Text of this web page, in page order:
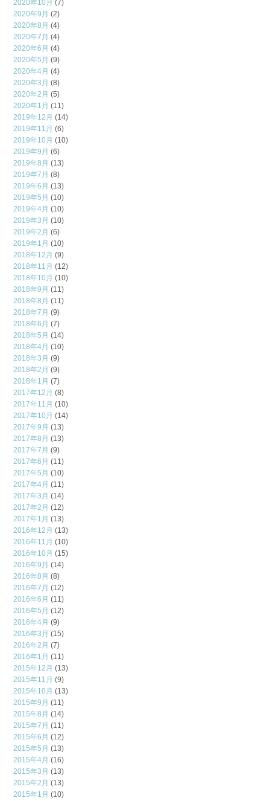
2020年10月 (7)
2020年9月 (2)
2020年8月 (4)
2020年7月 (4)
2020年6月 (4)
2020年5月 (9)
2020年4月 (4)
2020年3月 (8)
2020年2月 (5)
2020年1月 (11)
2019年12月 (14)
2019年11月 (6)
2019年10月 (10)
2019年9月 (6)
2019年8月 (13)
2019年7月 (8)
2019年6月 (13)
2019年5月 (10)
2019年4月 (10)
2019年3月 (10)
2019年2月 (6)
2019年1月 (10)
2018年12月 (9)
2018年11月 (12)
2018年10月 (10)
2018年9月 (11)
2018年8月 (11)
2018年7月 (9)
2018年6月 (7)
2018年5月 (14)
2018年4月 (10)
2018年3月 (9)
2018年2月 (9)
2018年1月 (7)
2017年12月 (8)
2017年11月 (10)
2017年10月 (14)
2017年9月 (13)
2017年8月 (13)
2017年7月 (9)
2017年6月 (11)
2017年5月 (10)
2017年4月 (11)
2017年3月 (14)
2017年2月 (12)
2017年1月 (13)
2016年12月 (13)
2016年11月 (10)
2016年10月 (15)
2016年9月 (14)
2016年8月 (8)
2016年7月 (12)
2016年6月 (11)
2016年5月 (12)
2016年4月 (9)
2016年3月 (15)
2016年2月 (7)
2016年1月 (11)
2015年12月 (13)
2015年11月 (9)
2015年10月 (13)
2015年9月 (11)
2015年8月 (14)
2015年7月 (11)
2015年6月 (12)
2015年5月 (13)
2015年4月 (16)
2015年3月 (13)
2015年2月 (13)
2015年1月 (10)